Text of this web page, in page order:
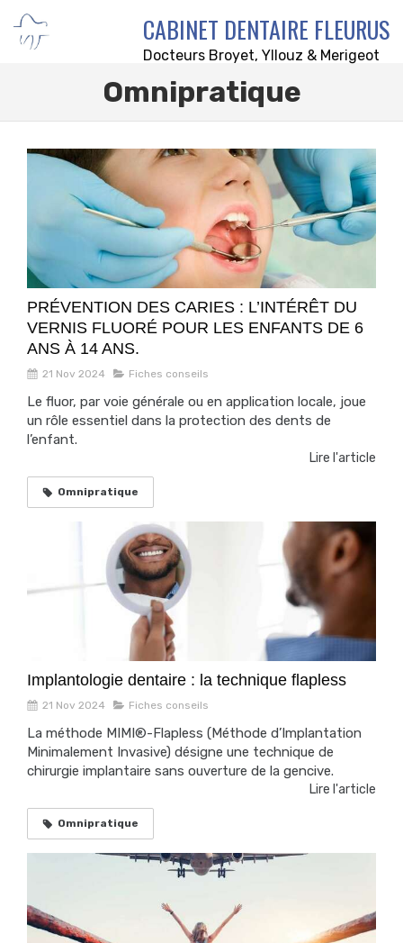
CABINET DENTAIRE FLEURUS
Docteurs Broyet, Yllouz & Merigeot
Omnipratique
PRÉVENTION DES CARIES : L’INTÉRÊT DU
VERNIS FLUORÉ POUR LES ENFANTS DE 6
ANS À 14 ANS.
21 Nov 2024 Fiches conseils
Le fluor, par voie générale ou en application locale, joue
un rôle essentiel dans la protection des dents de
l’enfant.
Lire l'article
Omnipratique
Implantologie dentaire : la technique flapless
21 Nov 2024 Fiches conseils
La méthode MIMI®-Flapless (Méthode d’Implantation
Minimalement Invasive) désigne une technique de
chirurgie implantaire sans ouverture de la gencive.
Lire l'article
Omnipratique